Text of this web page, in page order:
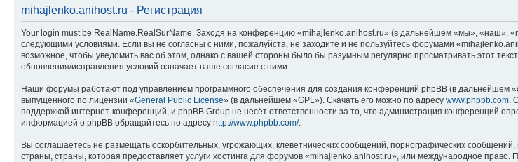
mihajlenko.anihost.ru - Регистрация
Your login must be RealName.RealSurName. Заходя на конференцию «mihajlenko.anihost.ru» (в дальнейшем «мы», «наш»,
следующими условиями. Если вы не согласны с ними, пожалуйста, не заходите и не пользуйтесь форумами
возможное, чтобы уведомить вас об этом, однако с вашей стороны было бы разумным регулярно просматривать этот
обновления/исправления условий означает ваше согласие с ними.
Наши форумы работают под управлением программного обеспечения для создания конференций phpBB (в дальнейшем
выпущенного по лицензии «General Public License» (в дальнейшем «GPL»). Скачать его можно по адресу www.phpbb.com.
поддержкой интернет-конференций, и phpBB Group не несёт ответственности за то, что администрация конференций
информацией о phpBB обращайтесь по адресу http://www.phpbb.com/.
Вы соглашаетесь не размещать оскорбительных, угрожающих, клеветнических сообщений, порнографических
страны, страны, которая предоставляет услуги хостинга для форумов «mihajlenko.anihost.ru», или международное